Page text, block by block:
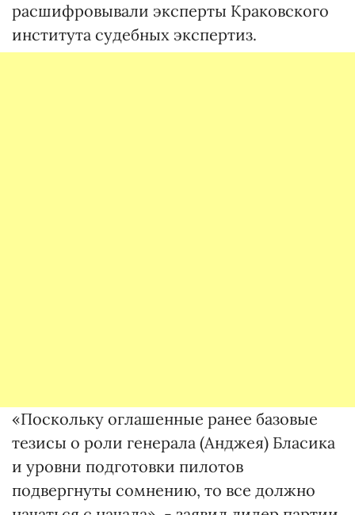
расшифровывали эксперты Краковского
института судебных экспертиз.
«Поскольку оглашенные ранее базовые
тезисы о роли генерала (Анджея) Бласика
и уровни подготовки пилотов
подвергнуты сомнению, то все должно